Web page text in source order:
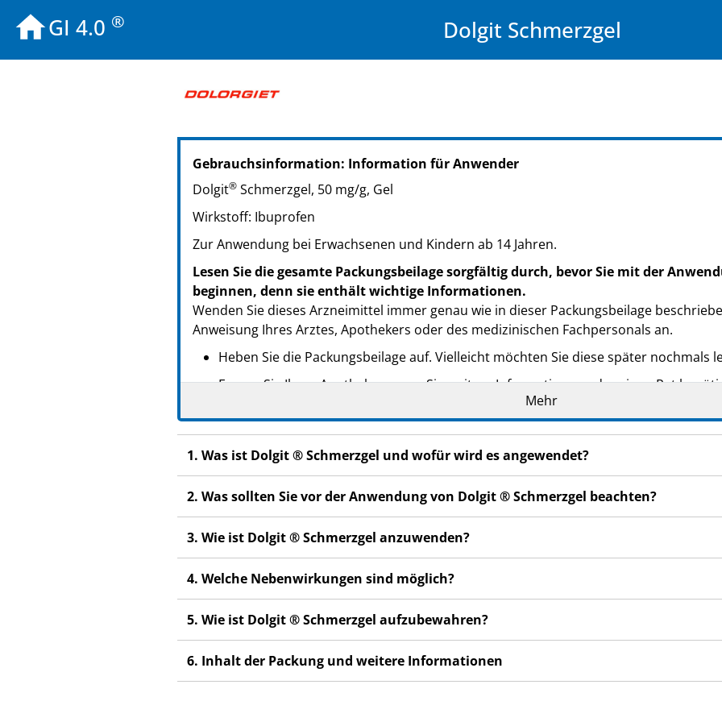
GI 4.0 ® Dolgit Schmerzgel
PZN: 08541801
PPN: 110854180116
PZN: 08556010
Gebrauchsinformation: Information für Anwender
Dolgit® Schmerzgel, 50 mg/g, Gel
Wirkstoff: Ibuprofen
Zur Anwendung bei Erwachsenen und Kindern ab 14 Jahren.
Lesen Sie die gesamte Packungsbeilage sorgfältig durch, bevor Sie mit der
beginnen, denn sie enthält wichtige Informationen.
Wenden Sie dieses Arzneimittel immer genau wie in dieser Packungsbeilage
Anweisung Ihres Arztes, Apothekers oder des medizinischen Fachpersonals an.
Heben Sie die Packungsbeilage auf. Vielleicht möchten Sie diese später nochmals
Fragen Sie Ihren Apotheker, wenn Sie weitere Informationen oder einen Rat
Fachpersonal. Dies gilt auch für Nebenwirkungen, die nicht in dieser
Abschnitt 4.
Wenn Sie sich nach 3 Tagen nicht besser oder gar schlechter fühlen, wenden Sie
Mehr
1. Was ist Dolgit ® Schmerzgel und wofür wird es angewendet?
2. Was sollten Sie vor der Anwendung von Dolgit ® Schmerzgel beachten?
3. Wie ist Dolgit ® Schmerzgel anzuwenden?
4. Welche Nebenwirkungen sind möglich?
5. Wie ist Dolgit ® Schmerzgel aufzubewahren?
6. Inhalt der Packung und weitere Informationen